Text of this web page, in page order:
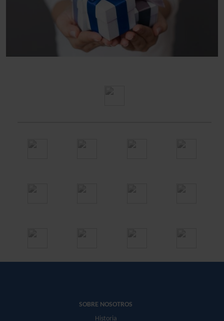
SOBRE NOSOTROS
Historia